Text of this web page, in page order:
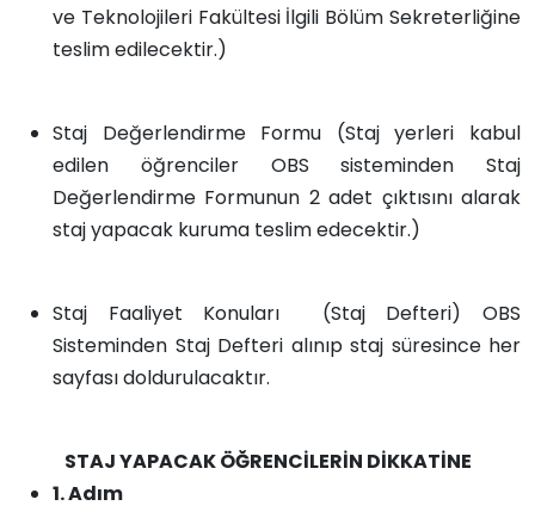
ve Teknolojileri Fakültesi İlgili Bölüm Sekreterliğine
teslim edilecektir.)
Staj Değerlendirme Formu (Staj yerleri kabul
edilen öğrenciler OBS sisteminden Staj
Değerlendirme Formunun 2 adet çıktısını alarak
staj yapacak kuruma teslim edecektir.)
Staj Faaliyet Konuları (Staj Defteri) OBS
Sisteminden Staj Defteri alınıp staj süresince her
sayfası doldurulacaktır.
STAJ YAPACAK ÖĞRENCİLERİN DİKKATİNE
1. Adım